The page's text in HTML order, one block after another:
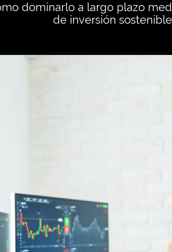
dominarlo a largo plazo
de inversión